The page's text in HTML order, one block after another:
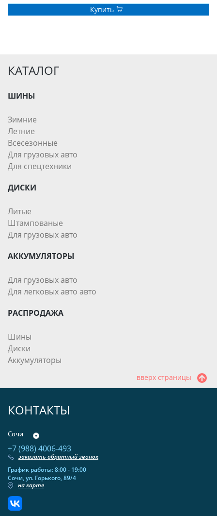
Купить
КАТАЛОГ
ШИНЫ
Зимние
Летние
Всесезонные
Для грузовых авто
Для спецтехники
ДИСКИ
Литые
Штампованые
Для грузовых авто
АККУМУЛЯТОРЫ
Для грузовых авто
Для легковых авто авто
РАСПРОДАЖА
Шины
Диски
Аккумуляторы
вверх страницы
КОНТАКТЫ
Сочи
+7 (988) 4006-493
заказать обратный звонок
График работы: 8:00 - 19:00
Сочи, ул. Горького, 89/4
на карте